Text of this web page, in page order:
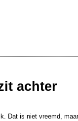
redt verdwaalde
achter
Dat is niet vreemd,